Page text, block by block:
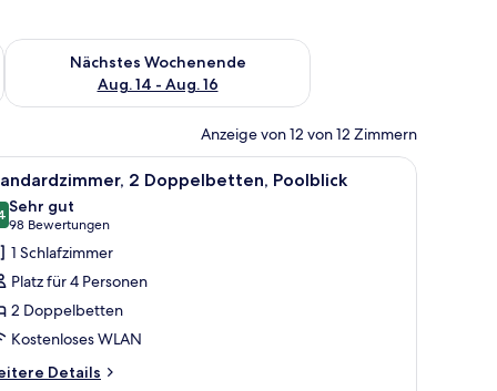
Aug. 7 - Aug. 9.
Nächstes Wochenende
Aug. 14 - Aug. 16
Überprüfe die Verfügbarkeit für nächstes Wochenende, Aug.
Anzeige von 12 von 12 Zimmern
Arbeitsplatz
Doppelbetten,
Ein Hotelzimmer mit zwei Betten, einem
8 2 Doppelbetten, Poolblick
von 10
Sehr gut
98 Bewertungen
(98
Bewertungen)
1 Schlafzimmer
Platz für 4 Personen
2 Doppelbetten
Kostenloses WLAN
Details